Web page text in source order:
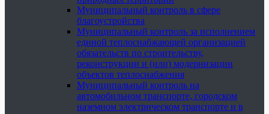
Муниципальный контроль в сфере
благоустройства
Муниципальный контроль за исполнением
единой теплоснабжающей организацией
обязательств по строительству,
реконструкции и (или) модернизации
объектов теплоснабжения
Муниципальный контроль на
автомобильном транспорте, городском
наземном электрическом транспорте и в